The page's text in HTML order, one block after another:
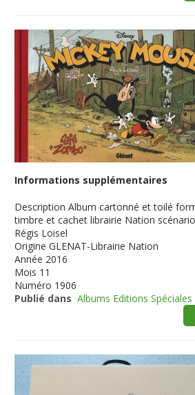
Informations supplémentaires
Description Album cartonné et toilé
timbre et cachet librairie Nation
Régis Loisel
Origine GLENAT-Librairie Nation
Année 2016
Mois 11
Numéro 1906
Publié dans Albums Editions Spéciales